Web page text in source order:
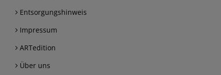
Entsorgungshinweis
Impressum
ARTedition
Über uns